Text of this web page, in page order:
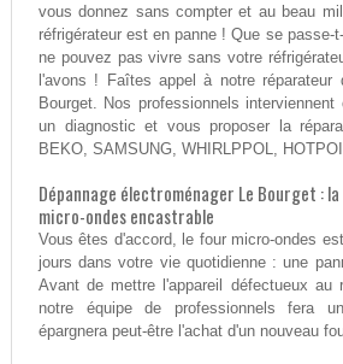
vous donnez sans compter et au beau
réfrigérateur est en panne ! Que se passe-
ne pouvez pas vivre sans votre
l'avons ! Faîtes appel à notre
Bourget. Nos professionnels
un diagnostic et vous proposer la
BEKO, SAMSUNG, WHIRLPPOL,
Dépannage électroménager Le Bourget :
micro-ondes encastrable
Vous êtes d'accord, le four micro-ondes
jours dans votre vie quotidienne : une
Avant de mettre l'appareil défectueux au
notre équipe de professionnels fera
épargnera peut-être l'achat d'un nouveau